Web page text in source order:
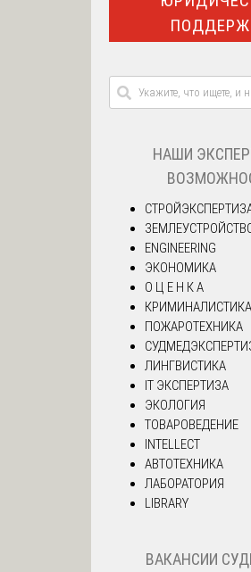
НАШИ
ENGINEERING
ЭКОНОМИКА
О Ц Е Н К А
КРИМИНАЛИСТИКА
ПОЖАРОТЕХНИКА
ЛИНГВИСТИКА
IT ЭКСПЕРТИЗА
ЭКОЛОГИЯ
ТОВАРОВЕДЕНИЕ
INTELLECT
АВТОТЕХНИКА
ЛАБОРАТОРИЯ
LIBRARY
ВАКАНСИИ